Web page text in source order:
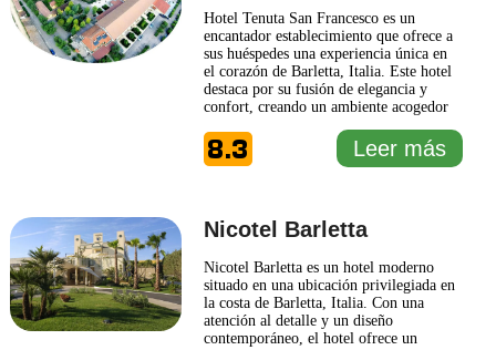
Hotel Tenuta San Francesco es un
encantador establecimiento que ofrece a
sus huéspedes una experiencia única en
el corazón de Barletta, Italia. Este hotel
destaca por su fusión de elegancia y
confort, creando un ambiente acogedor
relajante. Con una cuidada atención al
detalle, el Hotel Tenuta San Francesco
8.3 Leer más
Nicotel Barletta
Nicotel Barletta es un hotel moderno
situado en una ubicación privilegiada en
la costa de Barletta, Italia. Con una
atención al detalle y un diseño
contemporáneo, el hotel ofrece un